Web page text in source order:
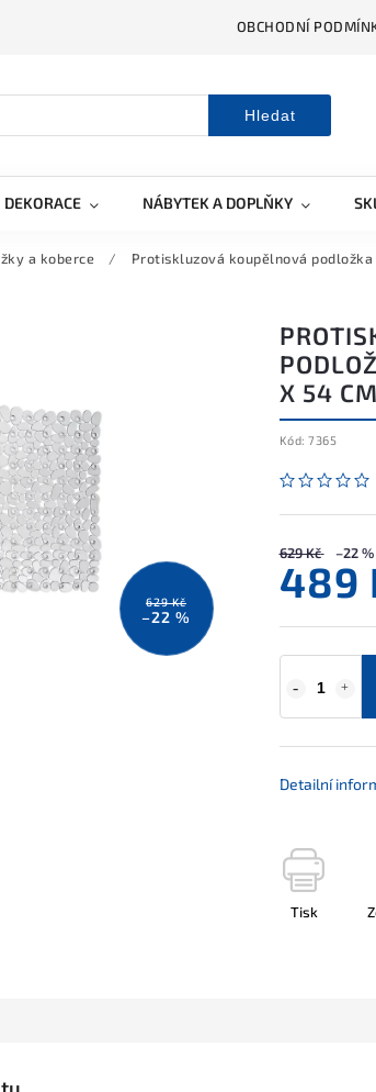
OBCHODNÍ
Hledat
DEKORACE NÁBYTEK A DOPLŇKY
a koberce / Protiskluzová koupělnová podložka
629 Kč
–22 %
X 54 CM
Kód: 7365
629 Kč –22 %
489
Detailní
Tisk